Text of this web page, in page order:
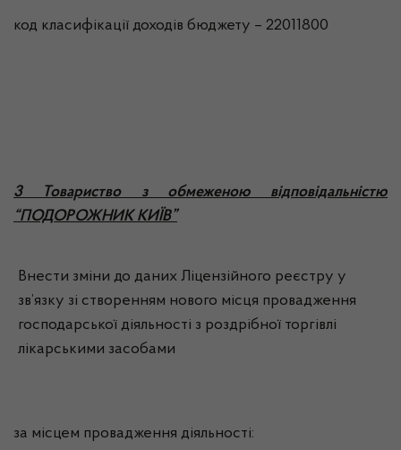
код класифікації доходів бюджету – 22011800
3 Товариство з обмеженою відповідальністю
“ПОДОРОЖНИК КИЇВ”
Внести зміни до даних Ліцензійного реєстру у
зв’язку зі створенням нового місця провадження
господарської діяльності з роздрібної торгівлі
лікарськими засобами
за місцем провадження діяльності: